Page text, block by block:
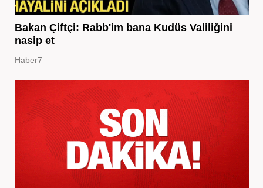
Bakan Çiftçi: Rabb'im bana Kudüs Valiliğini
nasip et
Haber7